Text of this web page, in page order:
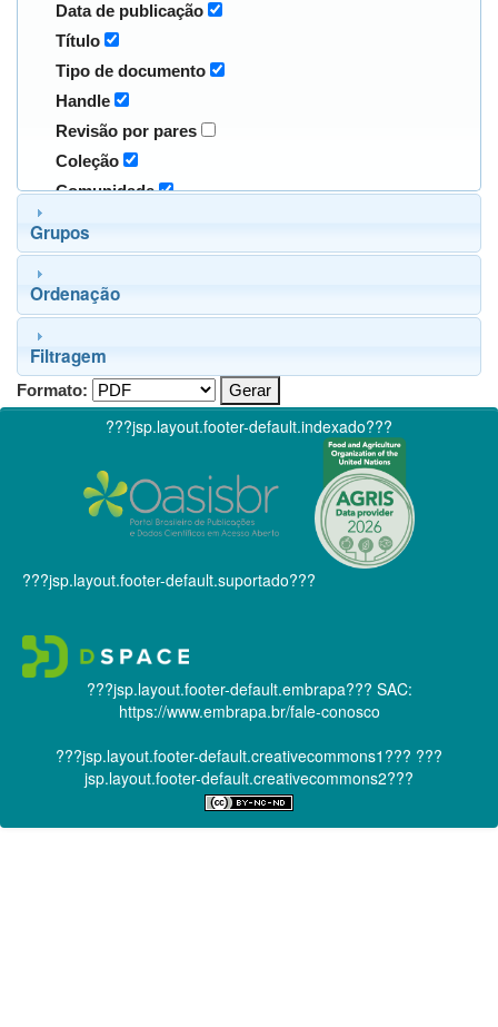
Data de publicação
Título
Tipo de documento
Handle
Revisão por pares
Coleção
Comunidade
Grupos
Ordenação
Filtragem
Formato:
???jsp.layout.footer-default.indexado???
???jsp.layout.footer-default.suportado???
???jsp.layout.footer-default.embrapa??? SAC:
https://www.embrapa.br/fale-conosco
???jsp.layout.footer-default.creativecommons1??? ???
jsp.layout.footer-default.creativecommons2???